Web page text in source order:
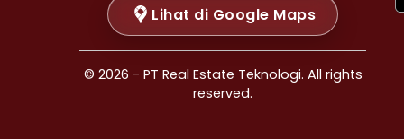
Properti Dijual di Lenteng Agung >
Properti Dijual di Pondok Pinang >
Properti Dijual di Kebayoran Baru >
Properti Dijual di Mampang Prapatan >
Lihat di Google Maps
© 2026 - PT Real Estate Teknologi. All rights
reserved.